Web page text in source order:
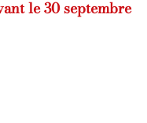
le 30 septembre